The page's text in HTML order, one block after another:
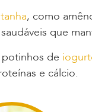
, como
que
de
e cálcio.